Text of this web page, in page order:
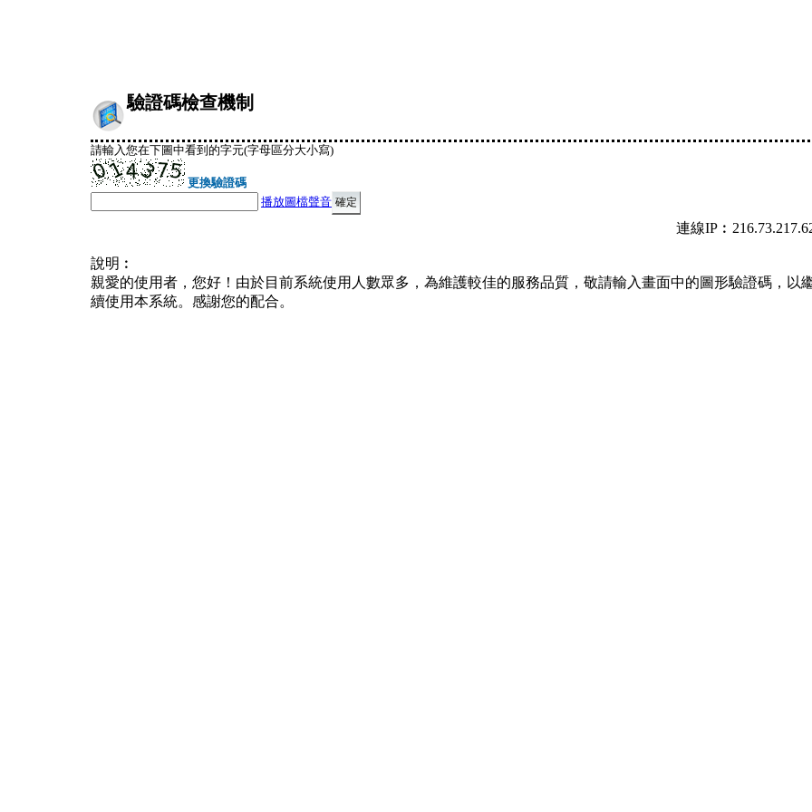
驗證碼檢查機制
請輸入您在下圖中看到的字元(字母區分大小寫)
更換驗證碼
播放圖檔聲音
連線
說明︰
親愛的使用者，您好！由於目前系統使用人數眾多，為維護較佳的服務品質，敬請輸入畫面中的圖形驗證碼，以
續使用本系統。感謝您的配合。